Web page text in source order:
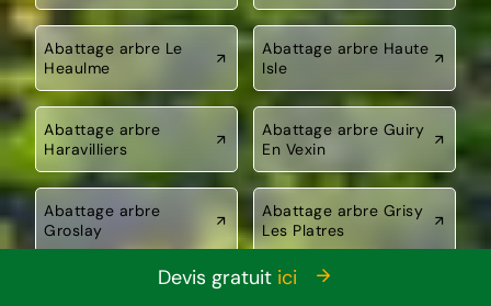
Abattage arbre Le
Heaulme
Abattage arbre Haute
Isle
Abattage arbre
Haravilliers
Abattage arbre Guiry
En Vexin
Abattage arbre
Groslay
Abattage arbre Grisy
Les Platres
Abattage arbre
Devis gratuit ici